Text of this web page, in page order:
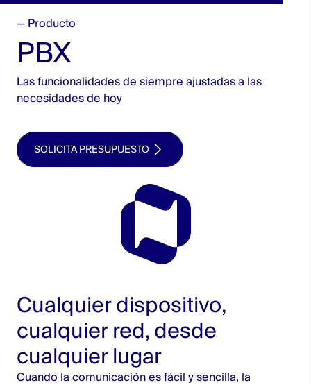
— Producto
PBX
Las funcionalidades de siempre ajustadas a las
necesidades de hoy
SOLICITA PRESUPUESTO
Cualquier dispositivo,
cualquier red, desde
cualquier lugar
Cuando la comunicación es fácil y sencilla, la